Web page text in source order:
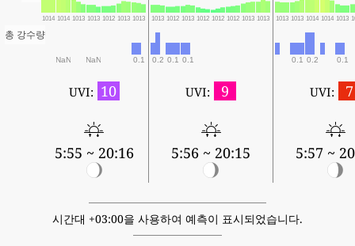
1014 1014 1013 1013 1012 1013 1013 1013 1012 1013 1012 1012 1012 1013 1013 1013 1013 1014 1014 1013
총 강수량
NaN NaN 0.1 0.2 0.1 0.1 0.1 0.2 0.1
UVI: 10
5:55 ~ 20:16
UVI: 9
5:56 ~ 20:15
UVI: 7
5:57 ~
시간대 +03:00을 사용하여 예측이 표시되었습니다.